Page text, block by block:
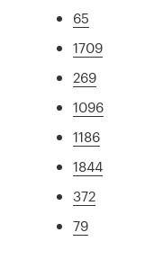
65
1709
269
1096
1186
1844
372
79